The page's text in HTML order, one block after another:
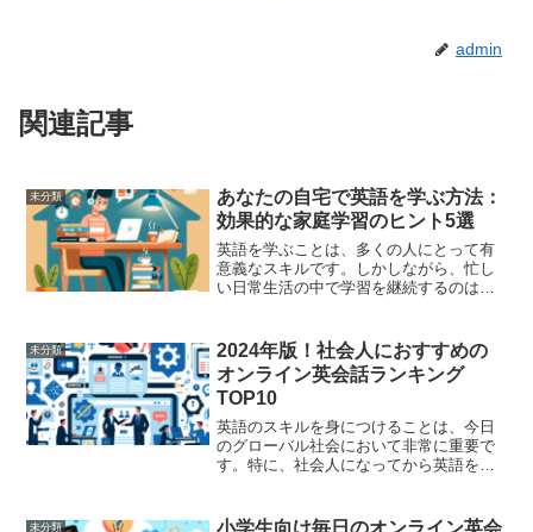
admin
関連記事
未分類
あなたの自宅で英語を学ぶ方法：
効果的な家庭学習のヒント5選
英語を学ぶことは、多くの人にとって有
意義なスキルです。しかしながら、忙し
い日常生活の中で学習を継続するのは難
ます。これらのヒントを活用すること
で、自宅でもしっかりと英語...
未分類
2024年版！社会人におすすめの
オンライン英会話ランキング
TOP10
英語のスキルを身につけることは、今日
のグローバル社会において非常に重要で
す。特に、社会人になってから英語を学
なります。オンライン英会話は、時間や
未分類